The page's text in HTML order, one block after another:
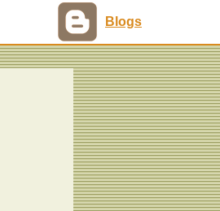
Blogs